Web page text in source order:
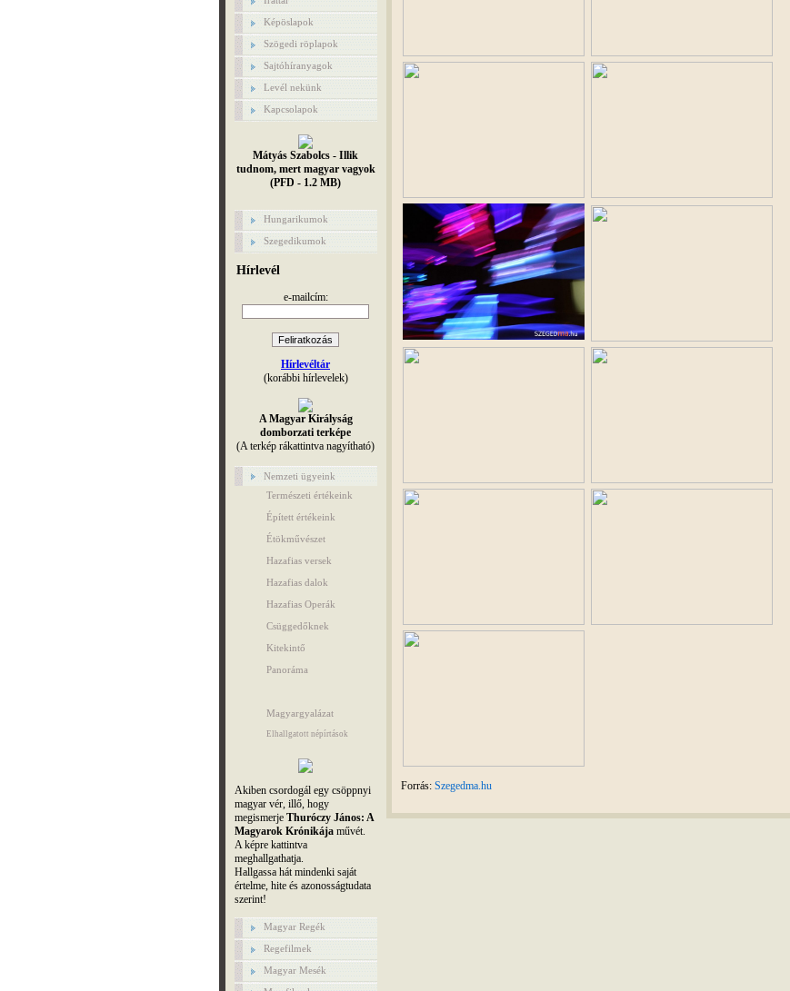
Képöslapok
Szögedi röplapok
Sajtóhíranyagok
Levél nekünk
Kapcsolapok
Mátyás Szabolcs - Illik
tudnom, mert magyar vagyok
(PFD - 1.2 MB)
Hungarikumok
Szegedikumok
Hírlevél
e-mailcím:
Hírlevéltár
(korábbi hírlevelek)
A Magyar Királyság
domborzati terképe
(A terkép rákattintva nagyítható)
Nemzeti ügyeink
Természeti értékeink
Épített értékeink
Étökművészet
Hazafias versek
Hazafias dalok
Hazafias Operák
Csüggedőknek
Kitekintő
Panoráma
Magyargyalázat
Elhallgatott népírtások
Akiben csordogál egy csöppnyi
magyar vér, illő, hogy
megismerje Thuróczy János: A
Magyarok Krónikájaművét.
A képre kattintva
meghallgathatja.
Hallgassa hát mindenki saját
értelme, hite és azonosságtudata
szerint!
Magyar Regék
Regefilmek
Magyar Mesék
Forrás: Szegedma.hu